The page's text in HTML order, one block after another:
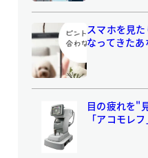
スマホを見
なってきた
目の疲れを"
「アコモレ